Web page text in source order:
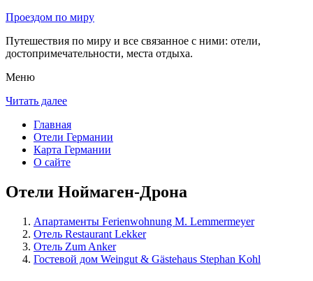
Проездом по миру
Путешествия по миру и все связанное с ними: отели,
достопримечательности, места отдыха.
Меню
Читать далее
Главная
Отели Германии
Карта Германии
О сайте
Отели Ноймаген-Дрона
Апартаменты Ferienwohnung M. Lemmermeyer
Отель Restaurant Lekker
Отель Zum Anker
Гостевой дом Weingut & Gästehaus Stephan Kohl